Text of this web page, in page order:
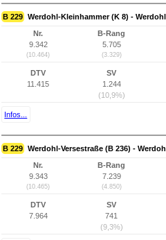
B 229 Werdohl-Kleinhammer (K 8) -
Nr.
9.342
(10.464)
B-Rang
5.705
(3.329)
DTV
11.415
SV
1.244
(10,9%)
Infos...
B 229 Werdohl-Versestraße (B 236) -
Nr.
9.343
(10.465)
B-Rang
7.239
(4.850)
DTV
7.964
SV
741
(9,3%)